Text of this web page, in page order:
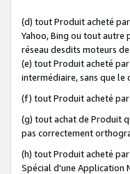
(d) tout Produit acheté
Yahoo, Bing ou tout autre
réseau desdits moteurs de
(e) tout Produit acheté
intermédiaire, sans que
(f) tout Produit acheté
(g) tout achat de Produit
pas correctement
(h) tout Produit acheté
Spécial d'une Application